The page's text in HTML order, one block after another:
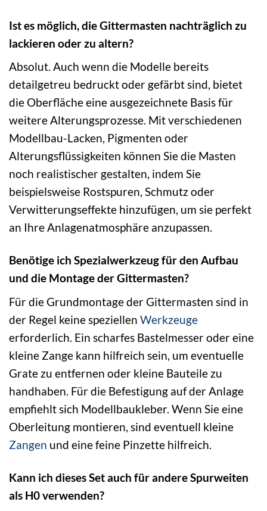
Ist es möglich, die Gittermasten nachträglich zu
lackieren oder zu altern?
Absolut. Auch wenn die Modelle bereits
detailgetreu bedruckt oder gefärbt sind, bietet
die Oberfläche eine ausgezeichnete Basis für
weitere Alterungsprozesse. Mit verschiedenen
Modellbau-Lacken, Pigmenten oder
Alterungsflüssigkeiten können Sie die Masten
noch realistischer gestalten, indem Sie
beispielsweise Rostspuren, Schmutz oder
Verwitterungseffekte hinzufügen, um sie perfekt
an Ihre Anlagenatmosphäre anzupassen.
Benötige ich Spezialwerkzeug für den Aufbau
und die Montage der Gittermasten?
Für die Grundmontage der Gittermasten sind in
der Regel keine speziellen Werkzeuge
erforderlich. Ein scharfes Bastelmesser oder eine
kleine Zange kann hilfreich sein, um eventuelle
Grate zu entfernen oder kleine Bauteile zu
handhaben. Für die Befestigung auf der Anlage
empfiehlt sich Modellbaukleber. Wenn Sie eine
Oberleitung montieren, sind eventuell kleine
Zangen und eine feine Pinzette hilfreich.
Kann ich dieses Set auch für andere Spurweiten
als H0 verwenden?